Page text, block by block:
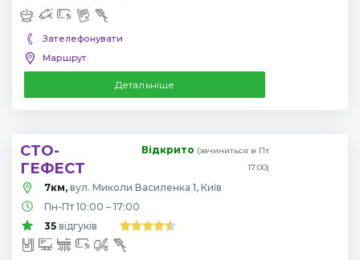
Зателефонувати
Маршрут
Детальніше
СТО-
ГЕФЕСТ
Відкрито (зачиниться в Пт
17:00)
7км, вул. Миколи Василенка 1, Київ
Пн-Пт 10:00 – 17:00
35 відгуків